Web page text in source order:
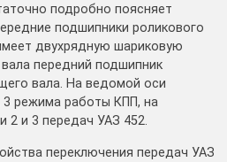
подробно поясняет
подшипники роликового
двухрядную шариковую
передний подшипник
вала. На ведомой оси
3 режима работы КПП, на
2 и 3 передач УАЗ 452.
переключения передач УАЗ